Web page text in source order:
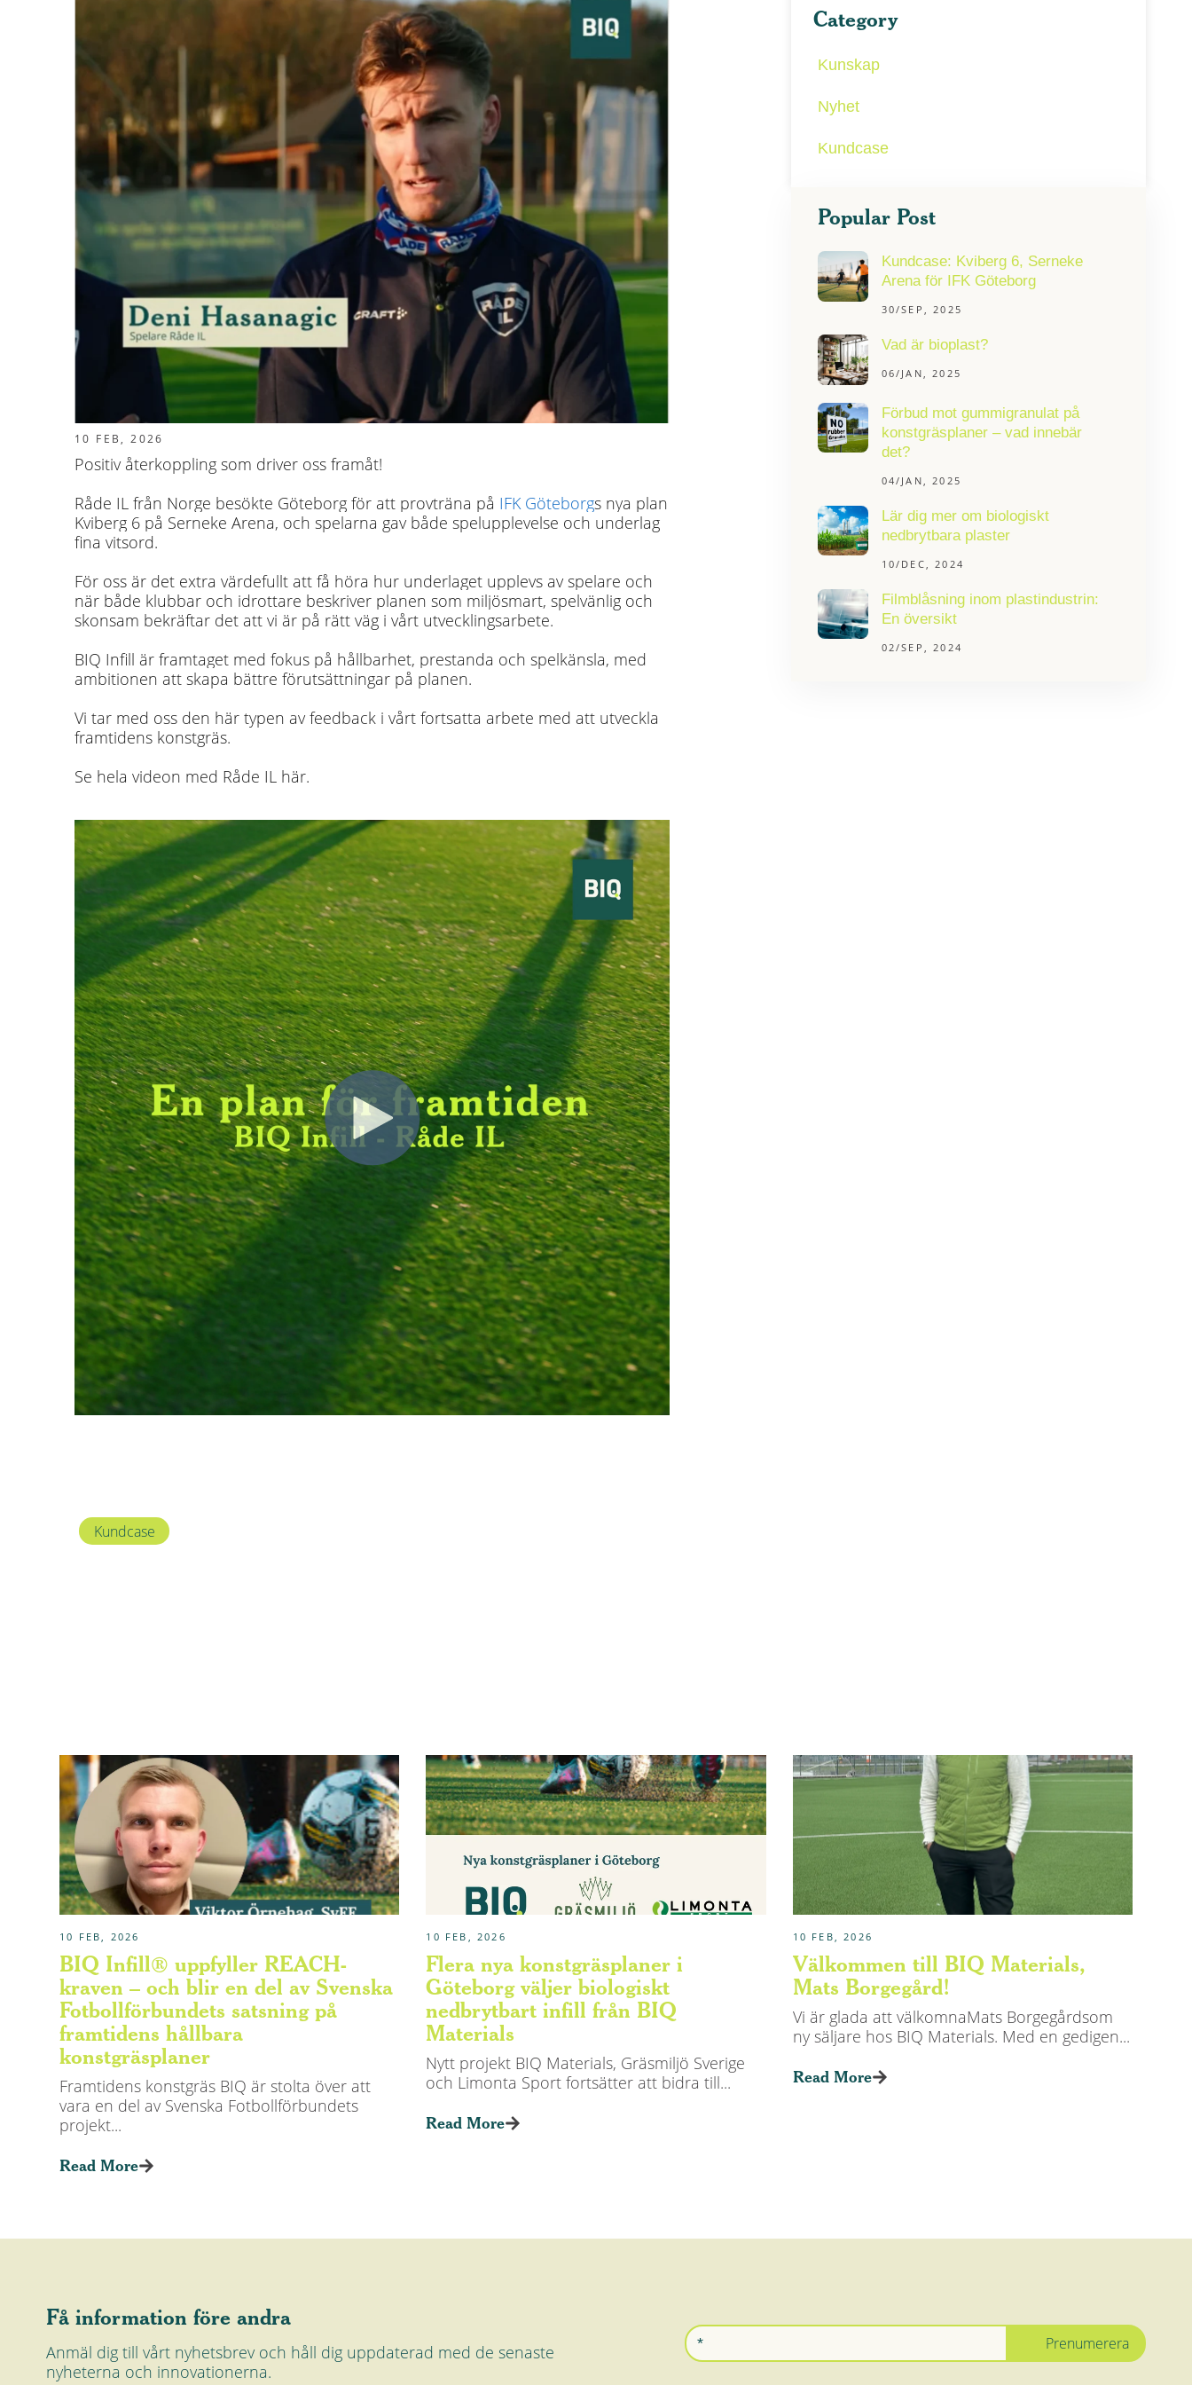
10 FEB, 2026
Positiv återkoppling som driver oss framåt!
Råde IL från Norge besökte Göteborg för att provträna på IFK Göteborgs nya plan
Kviberg 6 på Serneke Arena, och spelarna gav både spelupplevelse och underlag
fina vitsord.
För oss är det extra värdefullt att få höra hur underlaget upplevs av spelare och
när både klubbar och idrottare beskriver planen som miljösmart, spelvänlig och
skonsam bekräftar det att vi är på rätt väg i vårt utvecklingsarbete.
BIQ Infill är framtaget med fokus på hållbarhet, prestanda och spelkänsla, med
ambitionen att skapa bättre förutsättningar på planen.
Vi tar med oss den här typen av feedback i vårt fortsatta arbete med att utveckla
framtidens konstgräs.
Se hela videon med Råde IL här.
Kundcase
Category
Kunskap
Nyhet
Kundcase
Popular Post
Kundcase: Kviberg 6, Serneke
Arena för IFK Göteborg
30/SEP, 2025
Vad är bioplast?
06/JAN, 2025
Förbud mot gummigranulat på
konstgräsplaner – vad innebär
det?
04/JAN, 2025
Lär dig mer om biologiskt
nedbrytbara plaster
10/DEC, 2024
Filmblåsning inom plastindustrin:
En översikt
02/SEP, 2024
10 FEB, 2026
BIQ Infill® uppfyller REACH-
kraven – och blir en del av Svenska
Fotbollförbundets satsning på
framtidens hållbara
konstgräsplaner
Framtidens konstgräs BIQ är stolta över att
vara en del av Svenska Fotbollförbundets
projekt...
Read More
10 FEB, 2026
Flera nya konstgräsplaner i
Göteborg väljer biologiskt
nedbrytbart infill från BIQ
Materials
Nytt projekt BIQ Materials, Gräsmiljö Sverige
och Limonta Sport fortsätter att bidra till...
Read More
10 FEB, 2026
Välkommen till BIQ Materials,
Mats Borgegård!
Vi är glada att välkomnaMats Borgegårdsom
ny säljare hos BIQ Materials. Med en gedigen...
Read More
Få information före andra
Anmäl dig till vårt nyhetsbrev och håll dig uppdaterad med de senaste
nyheterna och innovationerna.